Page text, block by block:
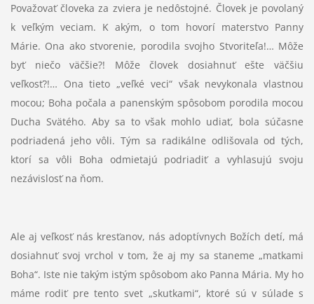
Považovať človeka za zviera je nedôstojné. Človek je povolaný
k veľkým veciam. K akým, o tom hovorí materstvo Panny
Márie. Ona ako stvorenie, porodila svojho Stvoriteľa!… Môže
byť niečo väčšie?! Môže človek dosiahnuť ešte väčšiu
veľkosť?!… Ona tieto „veľké veci“ však nevykonala vlastnou
mocou; Boha počala a panenským spôsobom porodila mocou
Ducha Svätého. Aby sa to však mohlo udiať, bola súčasne
podriadená jeho vôli. Tým sa radikálne odlišovala od tých,
ktorí sa vôli Boha odmietajú podriadiť a vyhlasujú svoju
nezávislosť na ňom.
Ale aj veľkosť nás kresťanov, nás adoptívnych Božích detí, má
dosiahnuť svoj vrchol v tom, že aj my sa staneme „matkami
Boha“. Iste nie takým istým spôsobom ako Panna Mária. My ho
máme rodiť pre tento svet „skutkami“, ktoré sú v súlade s